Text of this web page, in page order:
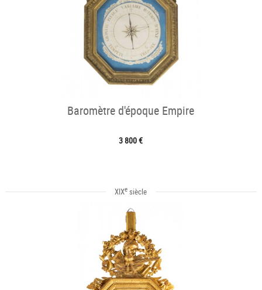
Baromètre d'époque Empire
3 800 €
XIXe siècle